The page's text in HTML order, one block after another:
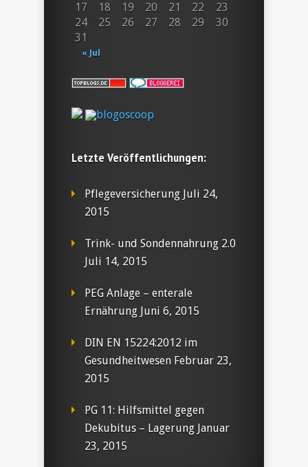
« Jul
17
18 19 20 21 22
23
24
25 26 27 28 29
30
31
Letzte Veröffentlichungen:
Pflegeversicherung Juli 24,
2015
Trink- und Sondennahrung 2.0
Juli 14, 2015
PEG Anlage – enterale
Ernährung Juni 6, 2015
DIN EN 15224:2012 im
Gesundheitwesen Februar 23,
2015
PG 11: Hilfsmittel gegen
Dekubitus – Lagerung Januar
23, 2015